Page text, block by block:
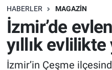
HABERLER MAGAZİN
İzmir’de
yıllık
İzmir’in Çeşme